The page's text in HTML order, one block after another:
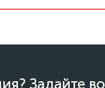
Задайте